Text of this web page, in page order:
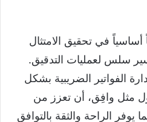
أساسياً في تحقيق الامتثال
سير سلس لعمليات التدقيق.
الفواتير الضريبية بشكل
مثل وافِق، أن تعزز من
يوفر الراحة والثقة بالتوافق